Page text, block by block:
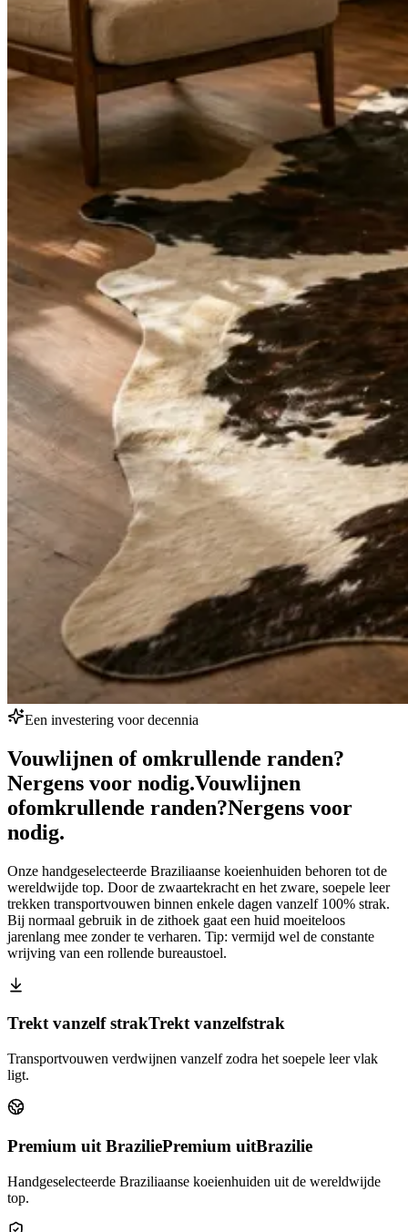
Een investering voor decennia
Vouwlijnen of omkrullende randen?
Nergens voor nodig.Vouwlijnen
ofomkrullende randen?Nergens voor
nodig.
Onze handgeselecteerde Braziliaanse koeienhuiden behoren tot de
wereldwijde top. Door de zwaartekracht en het zware, soepele leer
trekken transportvouwen binnen enkele dagen vanzelf 100% strak.
Bij normaal gebruik in de zithoek gaat een huid moeiteloos
jarenlang mee zonder te verharen. Tip: vermijd wel de constante
wrijving van een rollende bureaustoel.
Trekt vanzelf strakTrekt vanzelfstrak
Transportvouwen verdwijnen vanzelf zodra het soepele leer vlak
ligt.
Premium uit BraziliePremium uitBrazilie
Handgeselecteerde Braziliaanse koeienhuiden uit de wereldwijde
top.